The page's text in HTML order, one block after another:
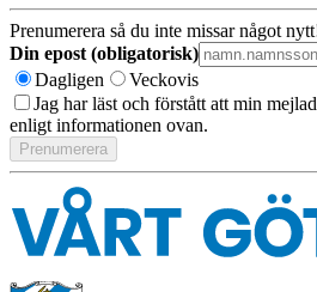
Prenumerera så du inte missar något
Din epost (obligatorisk)
Dagligen
Veckovis
Jag har läst och förstått att min
enligt informationen ovan.